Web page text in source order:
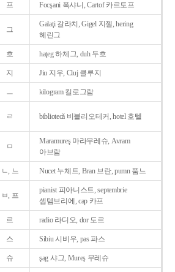
프 Focşani 폭샤니, Cartof 카르토프
그
Galaţi 갈라치, Gigel 지젤, hering
헤린그
흐 haţeg 하체그, duh 두흐
지 Jiu 지우, Cluj 클루지
ㅡ kilogram 킬로그람
ㄹ bibliotecǎ 비블리오테커, hotel 호텔
ㅁ
Maramureş 마라무레슈, Avram
아브람
ㄴ, 느 Nucet 누체트, Bran 브란, pumn 품느
ㅂ, 프
pianist 피아니스트, septembrie
셉템브리에, cap 카프
르 radio 라디오, dor 도르
스 Sibiu 시비우, pas 파스
슈 şag 샤그, Mureş 무레슈